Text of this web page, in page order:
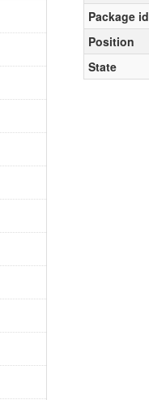
Package id
Position
State